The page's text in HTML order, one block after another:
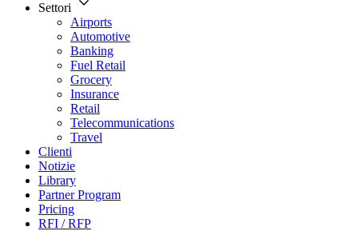
Settori
Airports
Automotive
Banking
Fuel Retail
Grocery
Insurance
Retail
Telecommunications
Travel
Clienti
Notizie
Library
Partner Program
Pricing
RFI / RFP